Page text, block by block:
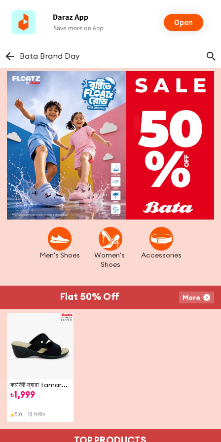
Bata Brand Day
Men's Shoes
Women's
Shoes
Accessories
Flat 50% Off More
কমফিট দ্বারা tamara মহিলাদের কালো রঙের স্যান্ডেল
৳1,999
5.0 18 বিক্রীত